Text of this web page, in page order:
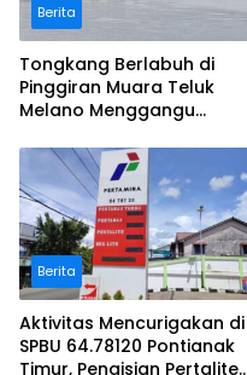
Berita
Tongkang Berlabuh di
Pinggiran Muara Teluk
Melano Menggangu
Berita
Aktivitas Mencurigakan di
SPBU 64.78120 Pontianak
Timur, Pengisian Pertalite